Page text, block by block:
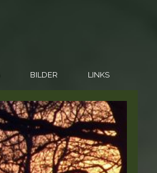
BILDER LINKS